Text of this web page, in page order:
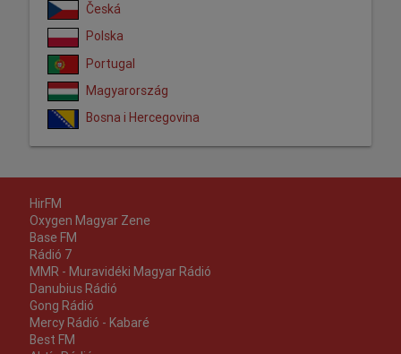
Česká
Polska
Portugal
Magyarország
Bosna i Hercegovina
HirFM
Oxygen Magyar Zene
Base FM
Rádió 7
MMR - Muravidéki Magyar Rádió
Danubius Rádió
Gong Rádió
Mercy Rádió - Kabaré
Best FM